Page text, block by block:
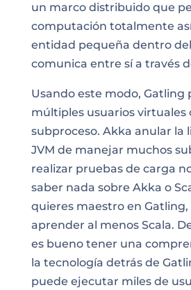
un marco distribuido que
computación totalmente
entidad pequeña dentro
comunica entre sí a través
Usando este modo, Gatling
múltiples usuarios virtuales
subproceso. Akka anular la
JVM de manejar muchos
realizar pruebas de carga
saber nada sobre Akka o
quieres maestro en
aprender al menos Scala.
es bueno tener una
la tecnología detrás de
puede ejecutar miles de